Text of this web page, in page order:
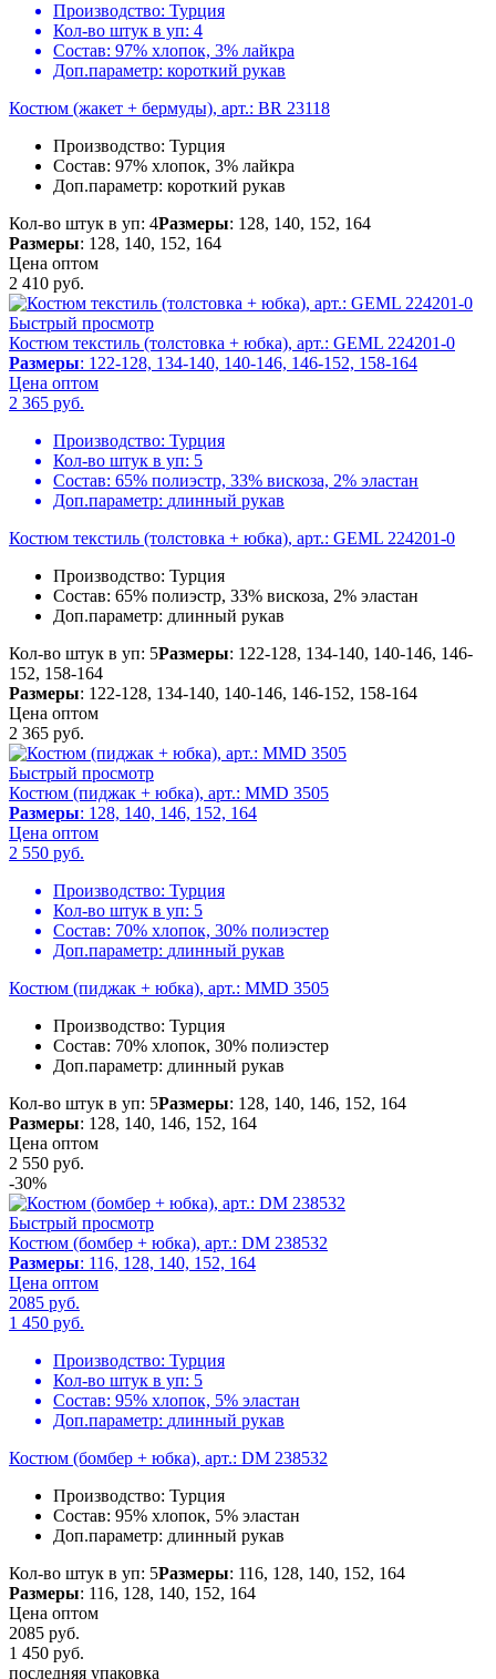
Производство: Турция
Кол-во штук в уп: 4
Состав: 97% хлопок, 3% лайкра
Доп.параметр: короткий рукав
Костюм (жакет + бермуды), арт.: BR 23118
Производство: Турция
Состав: 97% хлопок, 3% лайкра
Доп.параметр: короткий рукав
Кол-во штук в уп: 4Размеры: 128, 140, 152, 164
Размеры: 128, 140, 152, 164
Цена оптом
2 410 руб.
Быстрый просмотр
Костюм текстиль (толстовка + юбка), арт.: GEML 224201-0
Размеры: 122-128, 134-140, 140-146, 146-152, 158-164
Цена оптом
2 365 руб.
Производство: Турция
Кол-во штук в уп: 5
Состав: 65% полиэстр, 33% вискоза, 2% эластан
Доп.параметр: длинный рукав
Костюм текстиль (толстовка + юбка), арт.: GEML 224201-0
Производство: Турция
Состав: 65% полиэстр, 33% вискоза, 2% эластан
Доп.параметр: длинный рукав
Кол-во штук в уп: 5Размеры: 122-128, 134-140, 140-146, 146-
152, 158-164
Размеры: 122-128, 134-140, 140-146, 146-152, 158-164
Цена оптом
2 365 руб.
Быстрый просмотр
Костюм (пиджак + юбка), арт.: MMD 3505
Размеры: 128, 140, 146, 152, 164
Цена оптом
2 550 руб.
Производство: Турция
Кол-во штук в уп: 5
Состав: 70% хлопок, 30% полиэстер
Доп.параметр: длинный рукав
Костюм (пиджак + юбка), арт.: MMD 3505
Производство: Турция
Состав: 70% хлопок, 30% полиэстер
Доп.параметр: длинный рукав
Кол-во штук в уп: 5Размеры: 128, 140, 146, 152, 164
Размеры: 128, 140, 146, 152, 164
Цена оптом
2 550 руб.
-30%
Быстрый просмотр
Костюм (бомбер + юбка), арт.: DM 238532
Размеры: 116, 128, 140, 152, 164
Цена оптом
2085 руб.
1 450 руб.
Производство: Турция
Кол-во штук в уп: 5
Состав: 95% хлопок, 5% эластан
Доп.параметр: длинный рукав
Костюм (бомбер + юбка), арт.: DM 238532
Производство: Турция
Состав: 95% хлопок, 5% эластан
Доп.параметр: длинный рукав
Кол-во штук в уп: 5Размеры: 116, 128, 140, 152, 164
Размеры: 116, 128, 140, 152, 164
Цена оптом
2085 руб.
1 450 руб.
последняя упаковка